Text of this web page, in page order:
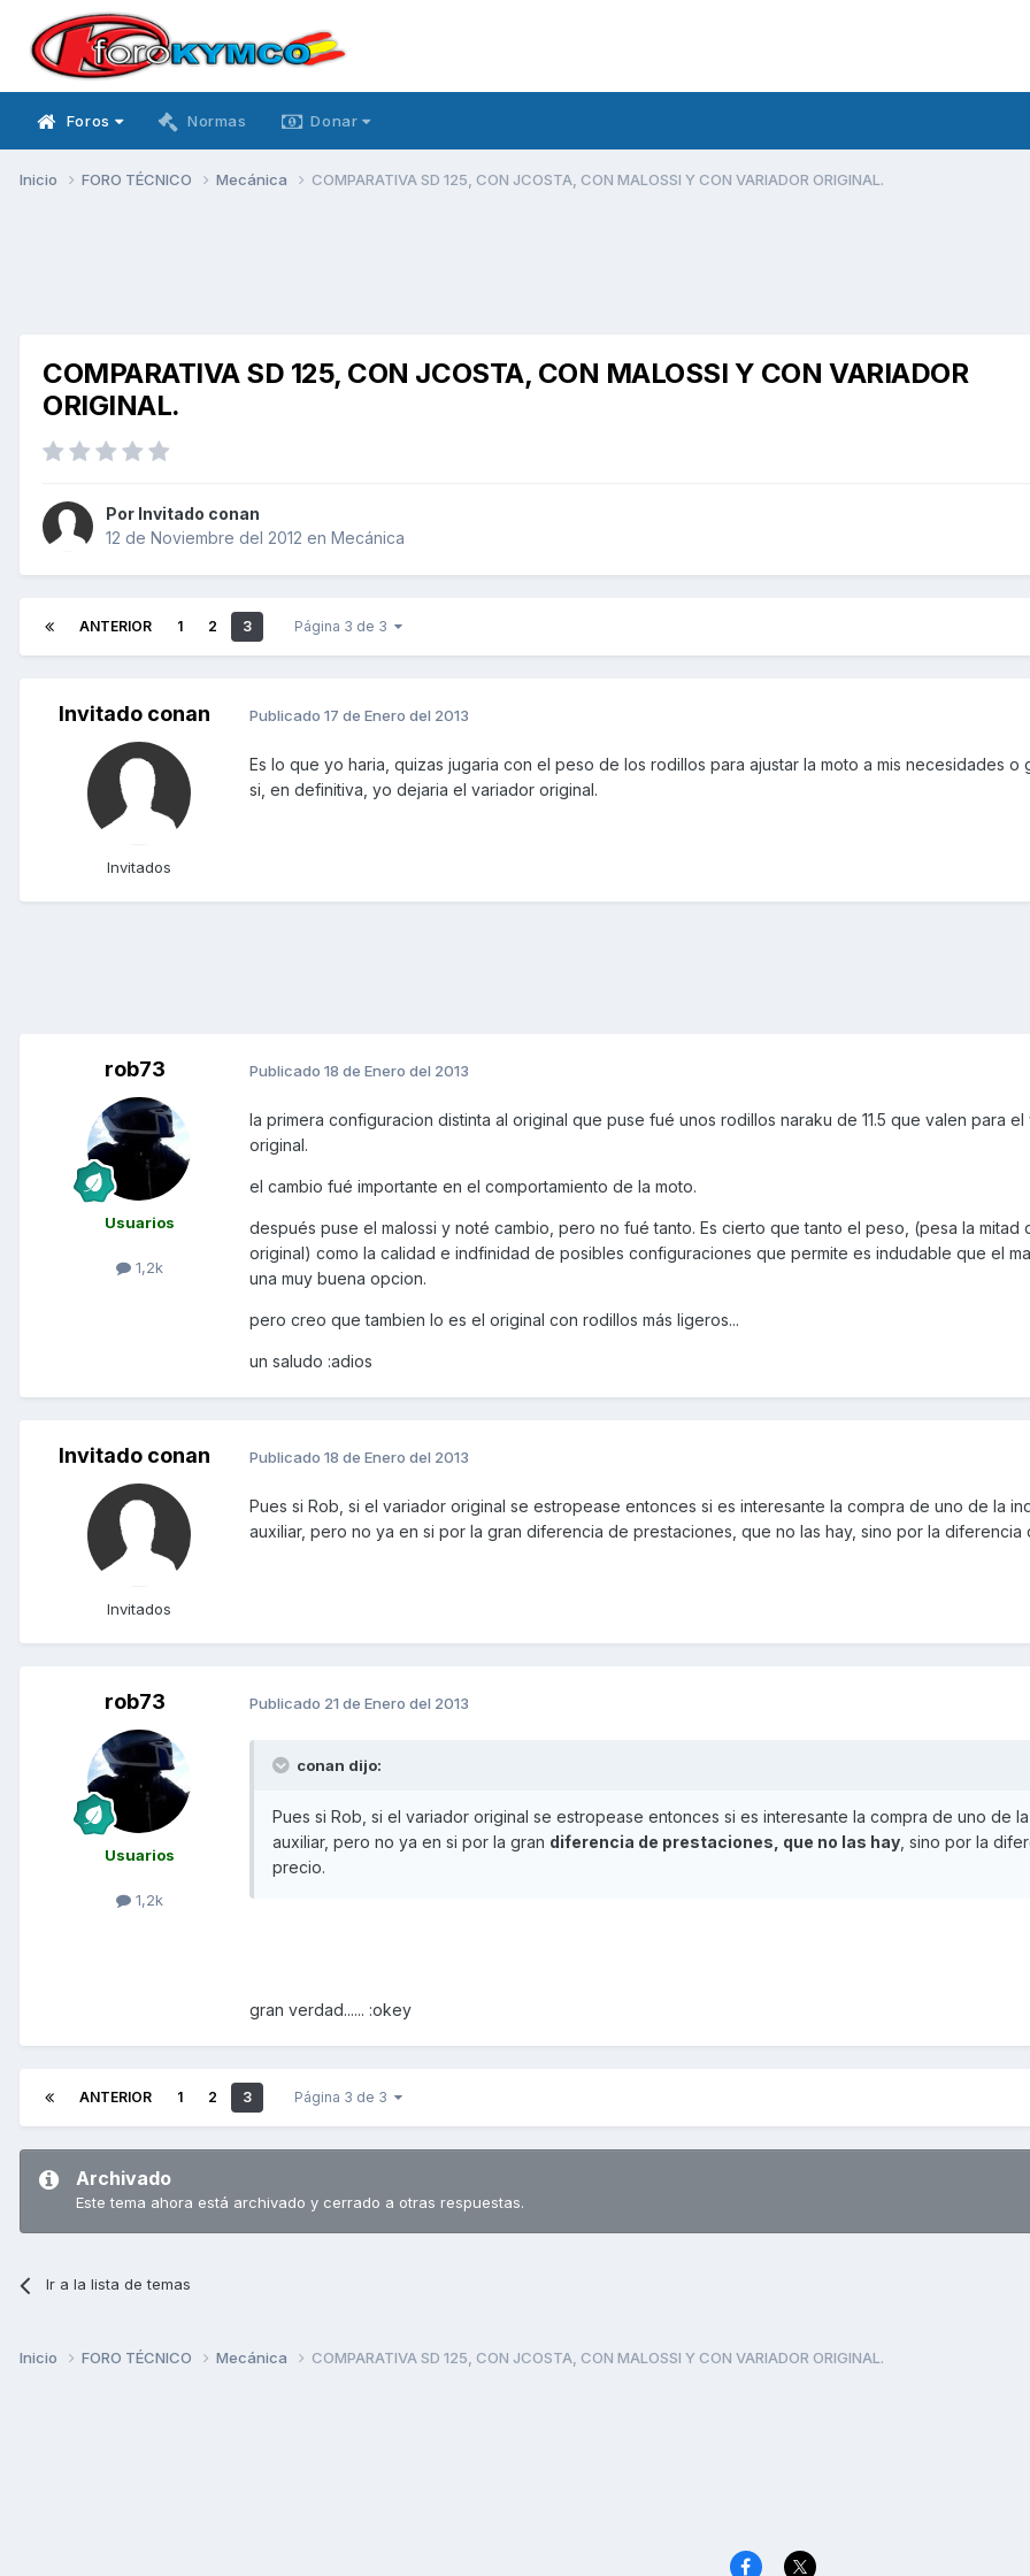
Foros Normas Donar
Inicio FORO TÉCNICO Mecánica COMPARATIVA SD 125, CON JCOSTA, CON MALOSSI Y CON VARIADOR ORIGINAL.
COMPARATIVA SD 125, CON JCOSTA, CON MALOSSI Y CON VARIADOR
ORIGINAL.
Por Invitado conan
12 de Noviembre del 2012 en Mecánica
ANTERIOR 1 2 3 Página 3 de 3
Invitado conan
Invitados
Publicado 17 de Enero del 2013
Es lo que yo haria, quizas jugaria con el peso de los rodillos para ajustar la moto a mis necesidades o
si, en definitiva, yo dejaria el variador original.
rob73
Usuarios
1,2k
Publicado 18 de Enero del 2013
la primera configuracion distinta al original que puse fué unos rodillos naraku de 11.5 que valen para
original.
el cambio fué importante en el comportamiento de la moto.
después puse el malossi y noté cambio, pero no fué tanto. Es cierto que tanto el peso, (pesa la mitad
original) como la calidad e indfinidad de posibles configuraciones que permite es indudable que el
una muy buena opcion.
pero creo que tambien lo es el original con rodillos más ligeros...
un saludo :adios
Invitado conan
Invitados
Publicado 18 de Enero del 2013
Pues si Rob, si el variador original se estropease entonces si es interesante la compra de uno de la
auxiliar, pero no ya en si por la gran diferencia de prestaciones, que no las hay, sino por la diferencia
rob73
Usuarios
1,2k
Publicado 21 de Enero del 2013
conan dijo:
Pues si Rob, si el variador original se estropease entonces si es interesante la compra de uno de
auxiliar, pero no ya en si por la gran diferencia de prestaciones, que no las hay , sino por la
precio.
gran verdad...... :okey
ANTERIOR 1 2 3 Página 3 de 3
Archivado
Este tema ahora está archivado y cerrado a otras respuestas.
Ir a la lista de temas
Inicio FORO TÉCNICO Mecánica COMPARATIVA SD 125, CON JCOSTA, CON MALOSSI Y CON VARIADOR ORIGINAL.